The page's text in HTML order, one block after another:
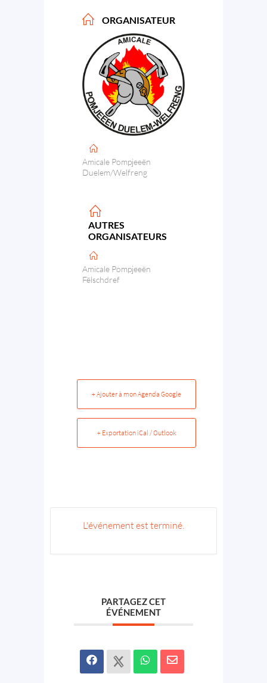
ORGANISATEUR
Amicale Pompjeeën
Duelem/Welfreng
AUTRES
ORGANISATEURS
Amicale Pompjeeën
Fëlschdref
+ Ajouter à mon Agenda Google
+ Exportation iCal / Outlook
L'événement est terminé.
PARTAGEZ CET
ÉVÉNEMENT